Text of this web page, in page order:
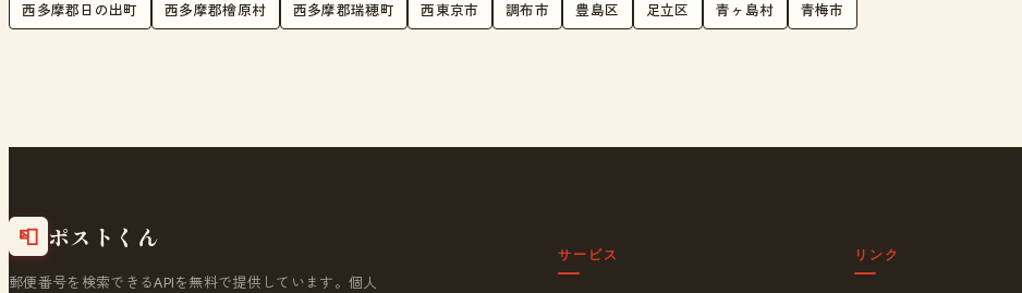
西多摩郡日の出町 西多摩郡檜原村 西多摩郡瑞穂町 西東京市 調布市 豊島区 足立区 青ヶ島村 青梅市
📮 ポストくん
郵便番号を検索できるAPIを無料で提供しています。個人
サービス リンク